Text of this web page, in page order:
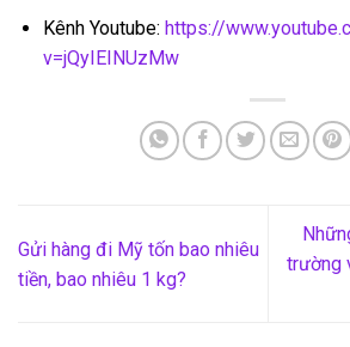
Kênh Youtube: https://
v=jQyIEINUzMw
Gửi hàng đi Mỹ tốn bao nhiêu
tiền, bao nhiêu 1 kg?
trường